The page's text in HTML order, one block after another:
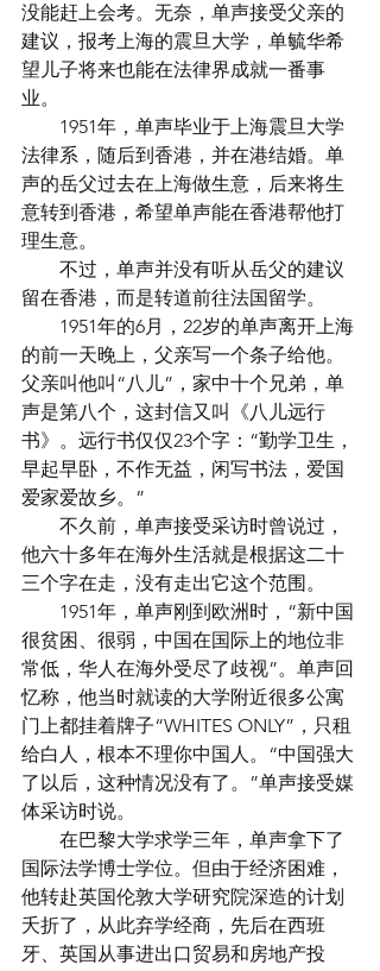
没能赶上会考。无奈，单声接受父亲的
建议，报考上海的震旦大学，单毓华希
望儿子将来也能在法律界成就一番事
业。
1951年，单声毕业于上海震旦大学
法律系，随后到香港，并在港结婚。单
声的岳父过去在上海做生意，后来将生
意转到香港，希望单声能在香港帮他打
理生意。
不过，单声并没有听从岳父的建议
留在香港，而是转道前往法国留学。
1951年的6月，22岁的单声离开上海
的前一天晚上，父亲写一个条子给他。
父亲叫他叫“八儿”，家中十个兄弟，单
声是第八个，这封信又叫《八儿远行
书》。远行书仅仅23个字：“勤学卫生，
早起早卧，不作无益，闲写书法，爱国
爱家爱故乡。”
不久前，单声接受采访时曾说过，
他六十多年在海外生活就是根据这二十
三个字在走，没有走出它这个范围。
1951年，单声刚到欧洲时，“新中国
很贫困、很弱，中国在国际上的地位非
常低，华人在海外受尽了歧视”。单声回
忆称，他当时就读的大学附近很多公寓
门上都挂着牌子“WHITES ONLY”，只租
给白人，根本不理你中国人。“中国强大
了以后，这种情况没有了。”单声接受媒
体采访时说。
在巴黎大学求学三年，单声拿下了
国际法学博士学位。但由于经济困难，
他转赴英国伦敦大学研究院深造的计划
夭折了，从此弃学经商，先后在西班
牙、英国从事进出口贸易和房地产投